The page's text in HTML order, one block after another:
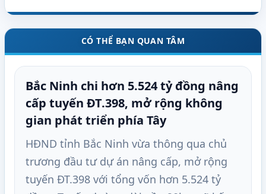
CÓ THỂ BẠN QUAN TÂM
Bắc Ninh chi hơn 5.524 tỷ đồng nâng
cấp tuyến ĐT.398, mở rộng không
gian phát triển phía Tây
HĐND tỉnh Bắc Ninh vừa thông qua chủ
trương đầu tư dự án nâng cấp, mở rộng
tuyến ĐT.398 với tổng vốn hơn 5.524 tỷ